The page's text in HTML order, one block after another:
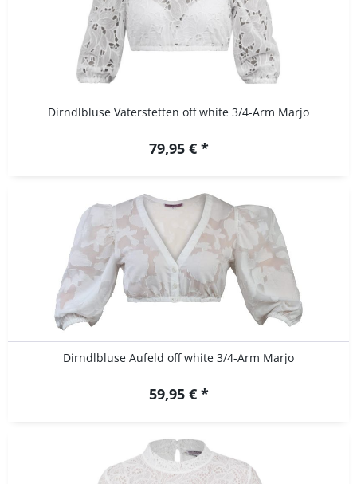
Dirndlbluse Vaterstetten off white 3/4-Arm Marjo
79,95 € *
Dirndlbluse Aufeld off white 3/4-Arm Marjo
59,95 € *